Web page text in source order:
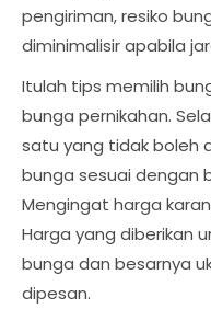
pengiriman, resiko
diminimalisir apabila
Itulah tips memilih
bunga pernikahan.
satu yang tidak boleh
bunga sesuai dengan
Mengingat harga
Harga yang diberikan
bunga dan besarnya
dipesan.